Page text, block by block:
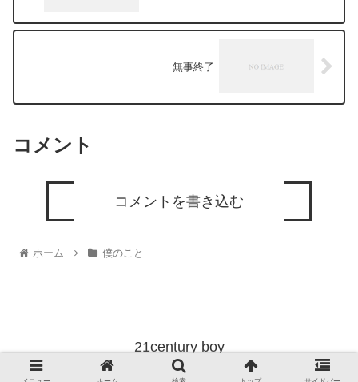
無事終了
コメント
コメントを書き込む
ホーム 僕のこと
21century boy
© 2021 21century boy.